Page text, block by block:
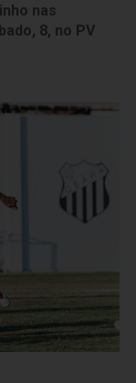
nas
8, no PV